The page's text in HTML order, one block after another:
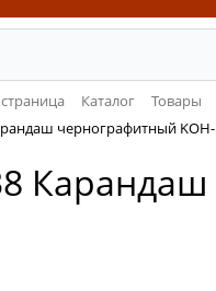
Каталог Товары
чернографитный KOH-
Карандаш